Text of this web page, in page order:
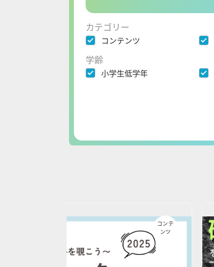
カテゴリー
コンテンツ
学齢
小学生低学年
コンテ
ンツ